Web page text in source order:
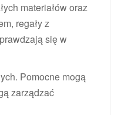
materiałów oraz
regały z
się w
Pomocne mogą
zarządzać
DEKORACJE
W POLSKIEJ